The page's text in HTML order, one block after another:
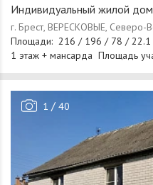
Индивидуальный жилой дом
1 / 40